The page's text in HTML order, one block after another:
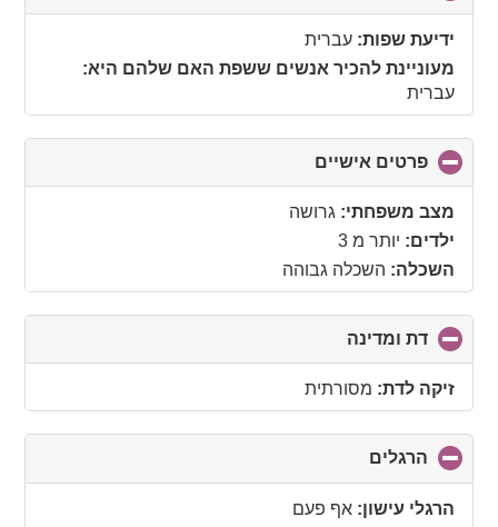
to
ידיעת שפות: עברית
מעוניינת להכיר אנשים ששפת האם שלהם היא:
עברית
פרטים אישיים
to
collapse
מצב משפחתי: גרושה
ילדים: יותר מ 3
השכלה: השכלה גבוהה
דת ומדינה
to
collapse
זיקה לדת: מסורתית
הרגלים
to
collapseהרגלי עישון: אף פעם